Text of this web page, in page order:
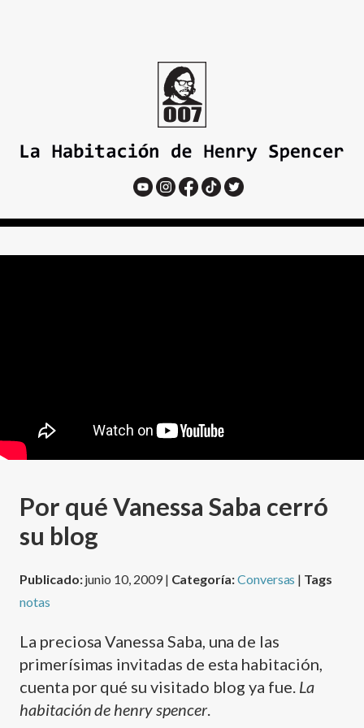
Por qué Vanessa Saba cerró
su blog
Publicado:junio 10, 2009 | Categoría:Conversas | Tags
notas
La preciosa Vanessa Saba, una de las
primerí­simas invitadas de esta habitación,
cuenta por qué su visitado blog ya fue. La
habitación de henry spencer.